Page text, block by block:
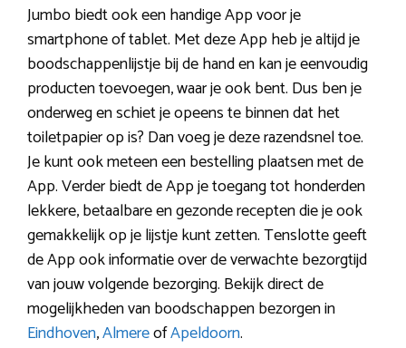
Jumbo biedt ook een handige App voor je
smartphone of tablet. Met deze App heb je altijd je
boodschappenlijstje bij de hand en kan je eenvoudig
producten toevoegen, waar je ook bent. Dus ben je
onderweg en schiet je opeens te binnen dat het
toiletpapier op is? Dan voeg je deze razendsnel toe.
Je kunt ook meteen een bestelling plaatsen met de
App. Verder biedt de App je toegang tot honderden
lekkere, betaalbare en gezonde recepten die je ook
gemakkelijk op je lijstje kunt zetten. Tenslotte geeft
de App ook informatie over de verwachte bezorgtijd
van jouw volgende bezorging. Bekijk direct de
mogelijkheden van boodschappen bezorgen in
Eindhoven,AlmereofApeldoorn.